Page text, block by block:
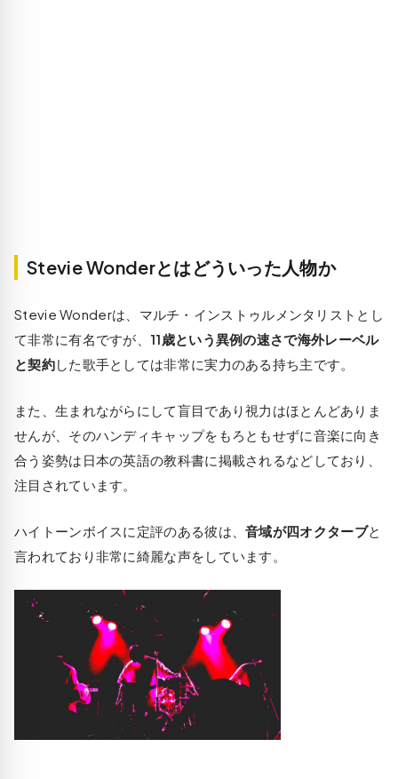
Stevie Wonderとはどういった人物か
Stevie Wonderは、マルチ・インストゥルメンタリストとし
て非常に有名ですが、 11歳という異例の速さで海外レーベル
と契約した歌手としては非常に実力のある持ち主です。
また、生まれながらにして盲目であり視力はほとんどありま
せんが、そのハンディキャップをもろともせずに音楽に向き
合う姿勢は日本の英語の教科書に掲載されるなどしており、
注目されています。
ハイトーンボイスに定評のある彼は、音域が四オクターブと
言われており非常に綺麗な声をしています。